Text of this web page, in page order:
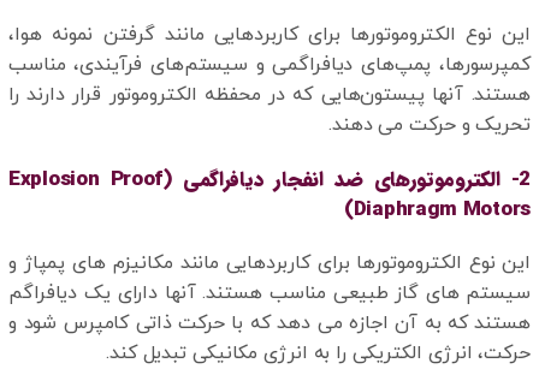
این نوع الکتروموتورها برای کاربردهایی مانند گرفتن نمونه هوا،
کمپرسورها، پمپ‌های دیافراگمی و سیستم‌های فرآیندی، مناسب
هستند. آنها پیستون‌هایی که در محفظه الکتروموتور قرار دارند را
تحریک و حرکت می دهند.
2- الکتروموتورهای ضد انفجار دیافراگمی (Explosion Proof
Diaphragm Motors)
این نوع الکتروموتورها برای کاربردهایی مانند مکانیزم های پمپاژ و
سیستم های گاز طبیعی مناسب هستند. آنها دارای یک دیافراگم
هستند که به آن اجازه می دهد که با حرکت ذاتی کامپرس شود و
حرکت، انرژی الکتریکی را به انرژی مکانیکی تبدیل کند.